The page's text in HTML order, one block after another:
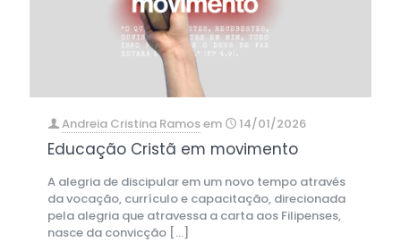
Andreia Cristina Ramosem 14/01/2026
Educação Cristã em movimento
A alegria de discipular em um novo tempo através
da vocação, currículo e capacitação, direcionada
pela alegria que atravessa a carta aos Filipenses,
nasce da convicção […]